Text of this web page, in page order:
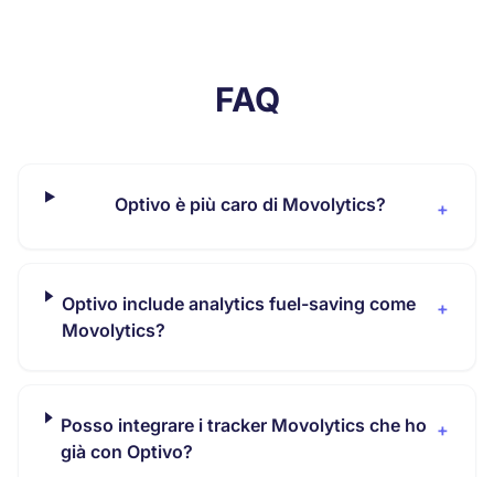
FAQ
Optivo è più caro di Movolytics? +
Optivo include analytics fuel-saving come
Movolytics?
+
Posso integrare i tracker Movolytics che ho
già con Optivo?
+